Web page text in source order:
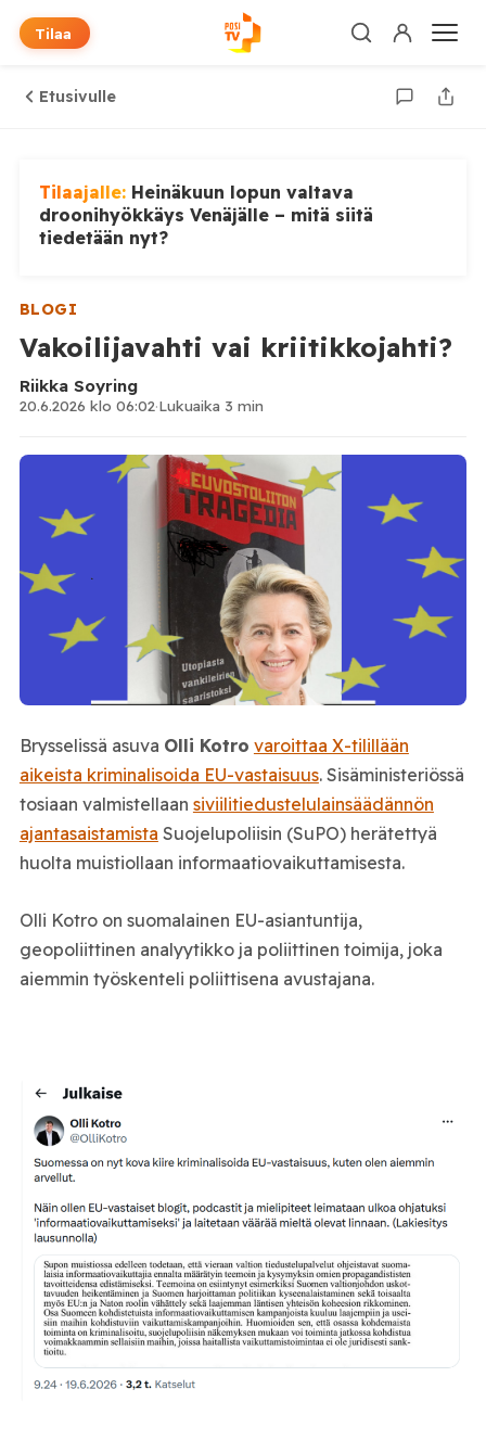
Tilaa
Etusivulle
Tilaajalle: Heinäkuun lopun valtava
droonihyökkäys Venäjälle – mitä siitä
tiedetään nyt?
BLOGI
Vakoilijavahti vai kriitikkojahti?
Riikka Soyring
20.6.2026 klo 06:02·Lukuaika 3 min
Brysselissä asuva Olli Kotro varoittaa X-tilillään
aikeista kriminalisoida EU-vastaisuus. Sisäministeriössä
tosiaan valmistellaan siviilitiedustelulainsäädännön
ajantasaistamista Suojelupoliisin (SuPO) herätettyä
huolta muistiollaan informaatiovaikuttamisesta.
Olli Kotro on suomalainen EU-asiantuntija,
geopoliittinen analyytikko ja poliittinen toimija, joka
aiemmin työskenteli poliittisena avustajana.